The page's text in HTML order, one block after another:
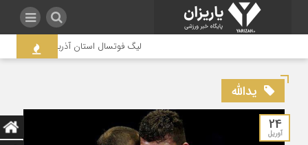
لیگ فوتسال استان آذربایجان غربی به
یدالله
24
آوریل